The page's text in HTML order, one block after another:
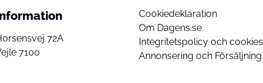
72A
7100
Cookiedeklaration
Om Dagens.se
Integritetspolicy och cookies
Annonsering och Försäljning